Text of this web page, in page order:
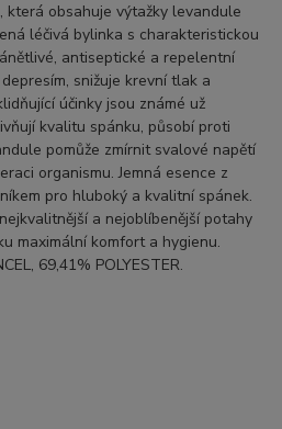
která obsahuje výtažky levandule
léčivá bylinka s charakteristickou
antiseptické a repelentní
snižuje krevní tlak a
účinky jsou známé už
kvalitu spánku, působí proti
pomůže zmírnit svalové napětí
organismu. Jemná esence z
pro hluboký a kvalitní spánek.
a nejoblíbenější potahy
maximální komfort a hygienu.
69,41% POLYESTER.